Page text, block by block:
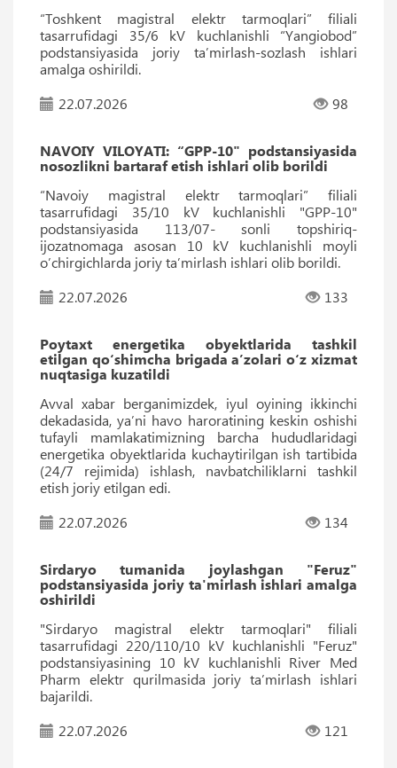
“Toshkent magistral elektr tarmoqlari” filiali
tasarrufidagi 35/6 kV kuchlanishli “Yangiobod”
podstansiyasida joriy taʼmirlash-sozlash ishlari
amalga oshirildi.
22.07.2026
98
NAVOIY VILOYATI: “GPP-10" podstansiyasida
nosozlikni bartaraf etish ishlari olib borildi
“Navoiy magistral elektr tarmoqlari” filiali
tasarrufidagi 35/10 kV kuchlanishli "GPP-10"
podstansiyasida 113/07- sonli topshiriq-
ijozatnomaga asosan 10 kV kuchlanishli moyli
o’chirgichlarda joriy ta’mirlash ishlari olib borildi.
22.07.2026
133
Poytaxt energetika obyektlarida tashkil
etilgan qo‘shimcha brigada a’zolari o‘z xizmat
nuqtasiga kuzatildi
Avval xabar berganimizdek, iyul oyining ikkinchi
dekadasida, yaʼni havo haroratining keskin oshishi
tufayli mamlakatimizning barcha hududlaridagi
energetika obyektlarida kuchaytirilgan ish tartibida
(24/7 rejimida) ishlash, navbatchiliklarni tashkil
etish joriy etilgan edi.
22.07.2026
134
Sirdaryo tumanida joylashgan "Feruz"
podstansiyasida joriy ta'mirlash ishlari amalga
oshirildi
"Sirdaryo magistral elektr tarmoqlari" filiali
tasarrufidagi 220/110/10 kV kuchlanishli "Feruz"
podstansiyasining 10 kV kuchlanishli River Med
Pharm elektr qurilmasida joriy ta’mirlash ishlari
bajarildi.
22.07.2026
121